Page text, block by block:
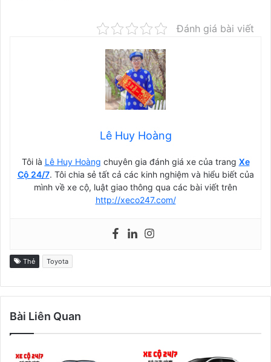
Đánh giá bài viết
Lê Huy Hoàng
Tôi là Lê Huy Hoàng chuyên gia đánh giá xe của trang Xe
Cộ 24/7. Tôi chia sẻ tất cả các kinh nghiệm và hiểu biết của
mình về xe cộ, luật giao thông qua các bài viết trên
http://xeco247.com/
Thẻ Toyota
Bài Liên Quan